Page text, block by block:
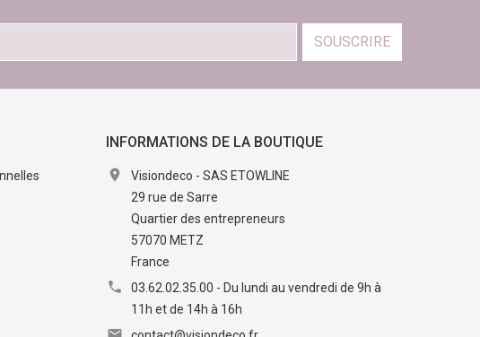
SOUSCRIRE
INFORMATIONS DE LA BOUTIQUE

Visiondeco - SAS ETOWLINE
29 rue de Sarre
Quartier des entrepreneurs
57070 METZ
France

03.62.02.35.00 - Du lundi au vendredi de 9h à
11h et de 14h à 16h